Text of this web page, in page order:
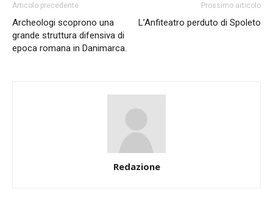
Articolo precedente
Archeologi scoprono una
grande struttura difensiva di
epoca romana in Danimarca.
Prossimo articolo
L’Anfiteatro perduto di Spoleto
Redazione